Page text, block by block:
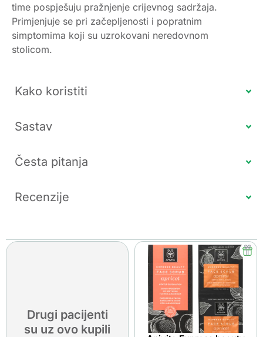
time pospješuju pražnjenje crijevnog sadržaja.
Primjenjuje se pri začepljenosti i popratnim
simptomima koji su uzrokovani neredovnom
stolicom.
Kako koristiti
Sastav
Česta pitanja
Recenzije
Drugi pacijenti
su uz ovo kupili